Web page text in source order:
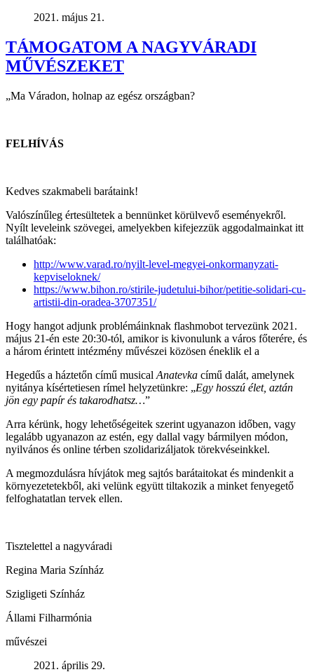
2021. május 21.
TÁMOGATOM A NAGYVÁRADI
MŰVÉSZEKET
„Ma Váradon, holnap az egész országban?
FELHÍVÁS
Kedves szakmabeli barátaink!
Valószínűleg értesültetek a bennünket körülvevő eseményekről.
Nyílt leveleink szövegei, amelyekben kifejezzük aggodalmainkat itt
találhatóak:
http://www.varad.ro/nyilt-level-megyei-onkormanyzati-
kepviseloknek/
https://www.bihon.ro/stirile-judetului-bihor/petitie-solidari-cu-
artistii-din-oradea-3707351/
Hogy hangot adjunk problémáinknak flashmobot tervezünk 2021.
május 21-én este 20:30-tól, amikor is kivonulunk a város főterére, és
a három érintett intézmény művészei közösen éneklik el a
Hegedűs a háztetőn című musical Anatevka című dalát, amelynek
nyitánya kísértetiesen rímel helyzetünkre: „Egy hosszú élet, aztán
jön egy papír és takarodhatsz…”
Arra kérünk, hogy lehetőségeitek szerint ugyanazon időben, vagy
legalább ugyanazon az estén, egy dallal vagy bármilyen módon,
nyilvános és online térben szolidarizáljatok törekvéseinkkel.
A megmozdulásra hívjátok meg sajtós barátaitokat és mindenkit a
környezetetekből, aki velünk együtt tiltakozik a minket fenyegető
felfoghatatlan tervek ellen.
Tisztelettel a nagyváradi
Regina Maria Színház
Szigligeti Színház
Állami Filharmónia
művészei
2021. április 29.